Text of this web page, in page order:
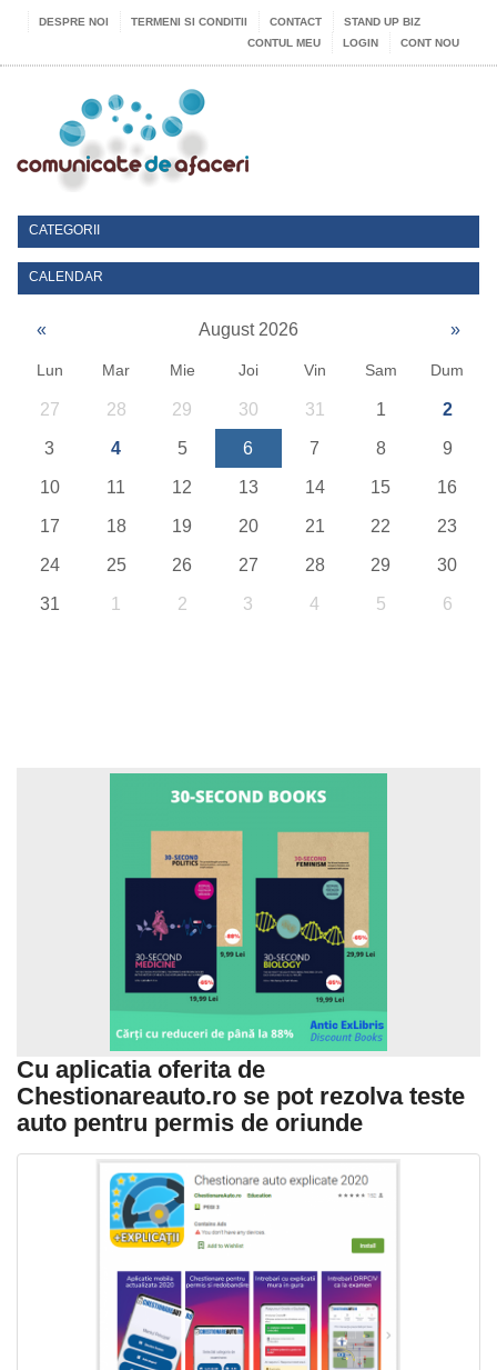
DESPRE NOI TERMENI SI CONDITII CONTACT
STAND UP BIZ
CONTUL MEU
LOGIN CONT NOU
CATEGORII
CALENDAR
« August 2026 »
Lun Mar Mie Joi Vin Sam Dum
27 28 29 30 31 1 2
3 4 5 6 7 8 9
10 11 12 13 14 15 16
17 18 19 20 21 22 23
24 25 26 27 28 29 30
31 1 2 3 4 5 6
Cu aplicatia oferita de
Chestionareauto.ro se pot rezolva teste
auto pentru permis de oriunde